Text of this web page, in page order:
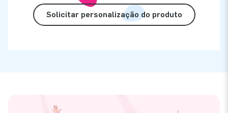
Solicitar personalização do produto